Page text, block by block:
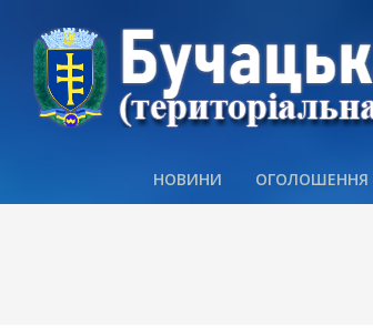
content
НОВИНИ ОГОЛОШЕННЯ